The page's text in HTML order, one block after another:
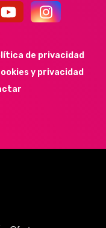
352
de privacidad
y privacidad